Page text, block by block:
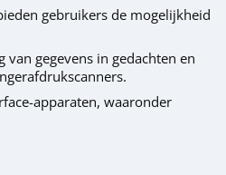
gebruikers de mogelijkheid
gegevens in gedachten en
apparaten, waaronder